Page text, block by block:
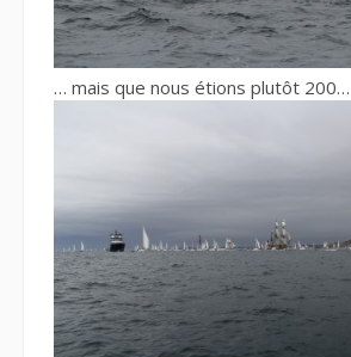
… mais que nous étions plutôt 200…